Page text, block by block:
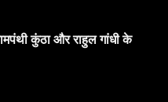
कुंठा और राहुल गांधी के